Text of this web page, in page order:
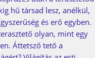
hű társad lesz, anélkül,
és erő egyben.
olyan, mint egy
Áttetsző tető a